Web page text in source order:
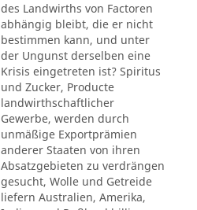
des Landwirths von Factoren
abhängig bleibt, die er nicht
bestimmen kann, und unter
der Ungunst derselben eine
Krisis eingetreten ist? Spiritus
und Zucker, Producte
landwirthschaftlicher
Gewerbe, werden durch
unmäßige Exportprämien
anderer Staaten von ihren
Absatzgebieten zu verdrängen
gesucht, Wolle und Getreide
liefern Australien, Amerika,